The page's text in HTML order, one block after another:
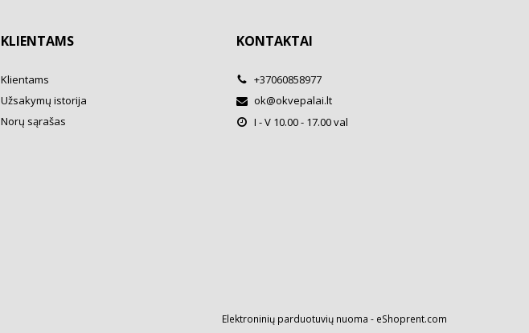
KLIENTAMS
Klientams
Užsakymų istorija
Norų sąrašas
KONTAKTAI
+37060858977
ok@okvepalai.lt
I - V 10.00 - 17.00 val
Elektroninių parduotuvių nuoma - eShoprent.com